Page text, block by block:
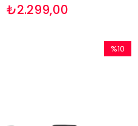
₺2.299,00
%10